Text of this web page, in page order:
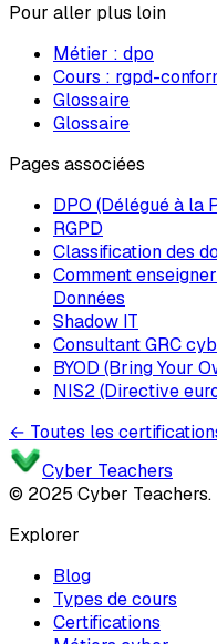
Pour aller plus loin
Métier : dpo
Cours : rgpd-
Glossaire
Glossaire
Pages associées
DPO (Délégué à la
RGPD
Classification des
Comment
Données
Shadow IT
Consultant GRC
BYOD (Bring Your
NIS2 (Directive
← Toutes les
Cyber Teachers
© 2025 Cyber Teachers.
Explorer
Blog
Types de cours
Certifications